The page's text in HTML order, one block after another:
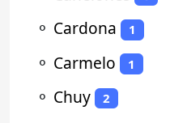
⚬ Cardona 1
⚬ Carmelo 1
⚬ Chuy 2